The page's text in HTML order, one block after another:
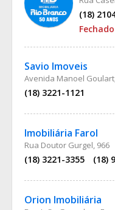
(18)
Savio Imoveis
Avenida Manoel
(18) 3221-1121
Imobiliária Farol
Rua Doutor Gurgel, 966
(18) 3221-3355 (18)
Orion Imobiliária